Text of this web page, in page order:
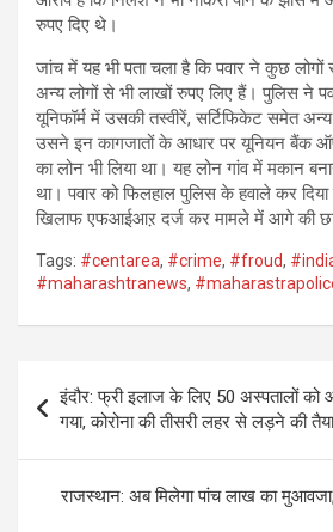
रुपए दिए थे।
जांच में यह भी पता चला है कि पवार ने कुछ
अन्य लोगों से भी लाखों रुपए लिए हैं। पुलिस ने
यूनिफॉर्म में उसकी तस्वीरें, सर्टिफिकेट समेत
उसने इन कागजातों के आधार पर यूनियन बैंक
का लोन भी लिया था। यह लोन गांव में मकान
था। पवार को फिलहाल पुलिस के हवाले कर
खिलाफ एफआईआऱ दर्ज कर मामले में आगे की
Tags: #centarea, #crime, #froud,
#maharashtranews,
Post
navigation
इंदौर: फ्री इलाज के लिए 50 अस्पतालों को
गया, कोरोना की तीसरी लहर से लड़ने की
राजस्थान: अब मिलेगा पांच लाख का